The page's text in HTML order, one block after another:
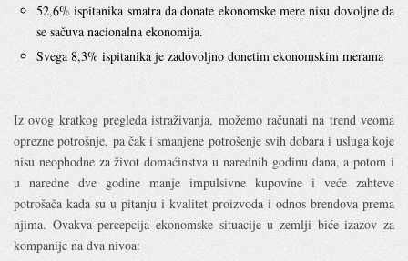
52,6% ispitanika smatra da donate ekonomske mere nisu dovoljne da
se sačuva nacionalna ekonomija.
Svega 8,3% ispitanika je zadovoljno donetim ekonomskim merama
Iz ovog kratkog pregleda istraživanja, možemo računati na trend veoma
oprezne potrošnje, pa čak i smanjene potrošenje svih dobara i usluga koje
nisu neophodne za život domaćinstva u narednih godinu dana, a potom i
u naredne dve godine manje impulsivne kupovine i veće zahteve
potrošača kada su u pitanju i kvalitet proizvoda i odnos brendova prema
njima. Ovakva percepcija ekonomske situacije u zemlji biće izazov za
kompanije na dva nivoa: